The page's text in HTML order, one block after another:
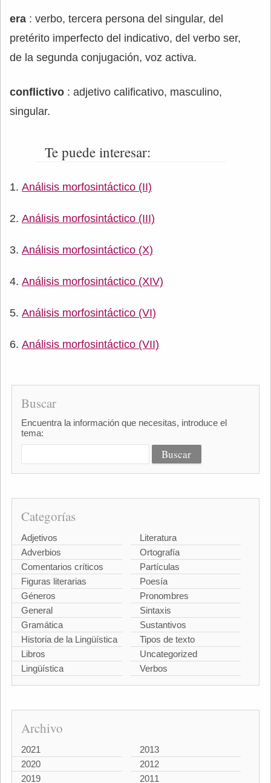
era : verbo, tercera persona del singular, del
pretérito imperfecto del indicativo, del verbo ser,
de la segunda conjugación, voz activa.
conflictivo : adjetivo calificativo, masculino,
singular.
Te puede interesar:
Análisis morfosintáctico (II)
Análisis morfosintáctico (III)
Análisis morfosintáctico (X)
Análisis morfosintáctico (XIV)
Análisis morfosintáctico (VI)
Análisis morfosintáctico (VII)
Buscar
Encuentra la información que necesitas, introduce el
tema:
Categorías
Adjetivos
Adverbios
Comentarios críticos
Figuras literarias
Géneros
General
Gramática
Historia de la Lingüística
Libros
Lingüística
Literatura
Ortografía
Partículas
Poesía
Pronombres
Sintaxis
Sustantivos
Tipos de texto
Uncategorized
Verbos
Archivo
2021
2020
2019
2013
2012
2011